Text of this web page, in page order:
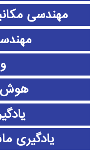
مهندسی
هوش
یادگیری